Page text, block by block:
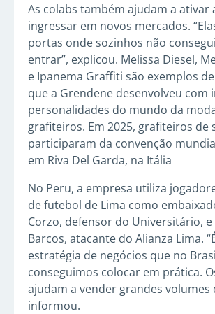
As colabs também ajudam a ativar
ingressar em novos mercados.
portas onde sozinhos não
entrar”, explicou. Melissa Diesel,
e Ipanema Graffiti são exemplos
que a Grendene desenvolveu com
personalidades do mundo da
grafiteiros. Em 2025, grafiteiros de
participaram da convenção
em Riva Del Garda, na Itália
No Peru, a empresa utiliza
de futebol de Lima como
Corzo, defensor do Universitário,
Barcos, atacante do Alianza Lima.
estratégia de negócios que no
conseguimos colocar em prática.
ajudam a vender grandes volumes
informou.